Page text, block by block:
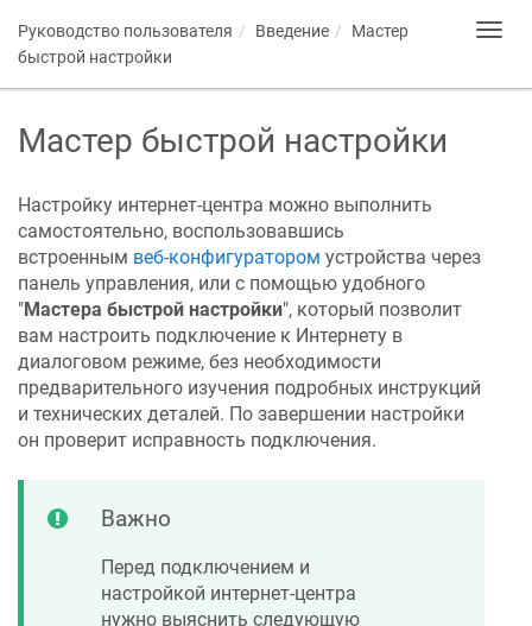
Руководство пользователя Введение
Мастер
быстрой настройки
Мастер быстрой настройки
Настройку интернет-центра можно выполнить
самостоятельно, воспользовавшись
встроенным веб-конфигуратором устройства через
панель управления, или с помощью удобного
"Мастера быстрой настройки", который позволит
вам настроить подключение к Интернету в
диалоговом режиме, без необходимости
предварительного изучения подробных инструкций
и технических деталей. По завершении настройки
он проверит исправность подключения.
Важно
Перед подключением и
настройкой интернет-центра
нужно выяснить следующую